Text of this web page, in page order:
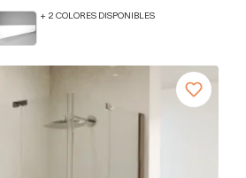
+ 2 COLORES DISPONIBLES